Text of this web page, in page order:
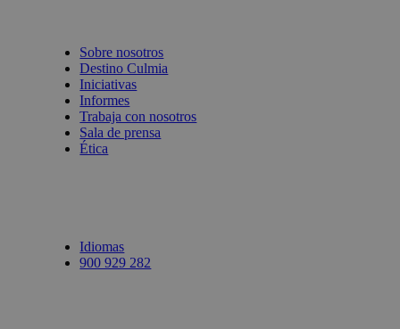
Sobre nosotros
Destino Culmia
Iniciativas
Informes
Trabaja con nosotros
Sala de prensa
Ética
Idiomas
900 929 282